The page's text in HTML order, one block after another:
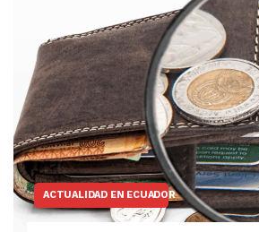
ACTUALIDAD EN ECUADOR